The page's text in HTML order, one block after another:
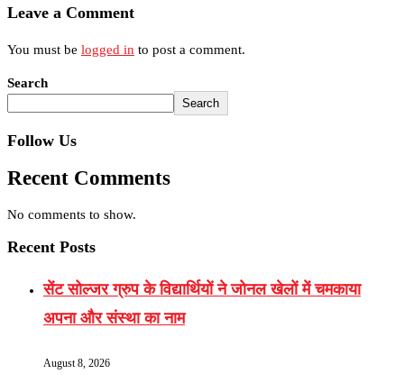
Leave a Comment
You must be logged in to post a comment.
Search
Search
Follow Us
Recent Comments
No comments to show.
Recent Posts
सेंट सोल्जर ग्रुप के विद्यार्थियों ने जोनल खेलों में चमकाया
अपना और संस्था का नाम
August 8, 2026